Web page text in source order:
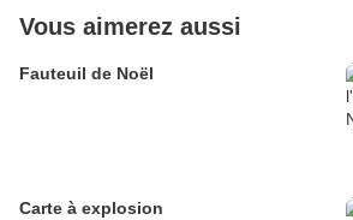
Vous aimerez aussi
Fauteuil de Noël
Carte à explosion